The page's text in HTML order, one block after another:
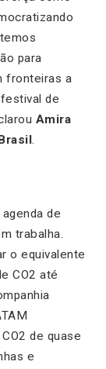
para
fronteiras a
de
Amira
.
de
trabalha.
o equivalente
CO2 até
de quase
e